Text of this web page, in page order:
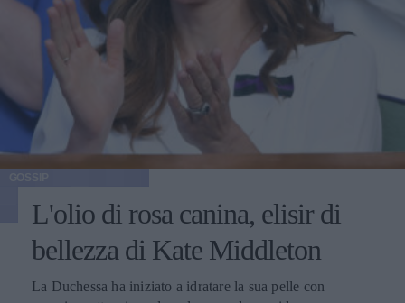
L'olio di rosa canina, elisir di
bellezza di Kate Middleton
La Duchessa ha iniziato a idratare la sua pelle con